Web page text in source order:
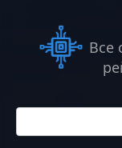
контенту
Все
Поиск: